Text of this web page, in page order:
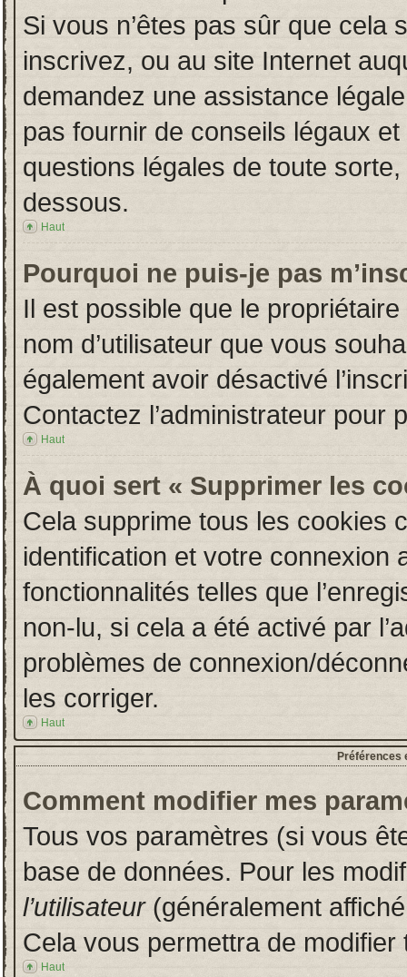
Si vous n’êtes pas sûr que cela
inscrivez, ou au site Internet
demandez une assistance
pas fournir de conseils légaux
questions légales de toute
dessous.
Haut
Pourquoi ne puis-je pas
Il est possible que le
nom d’utilisateur que vous
également avoir désactivé
Contactez l’administrateur pour
Haut
À quoi sert « Supprimer les
Cela supprime tous les cookies
identification et votre connexion
fonctionnalités telles que
non-lu, si cela a été activé par
problèmes de connexion/
les corriger.
Haut
Préférences
Comment modifier mes
Tous vos paramètres (si vous
base de données. Pour les
l’utilisateur(généralement
Cela vous permettra de
Haut